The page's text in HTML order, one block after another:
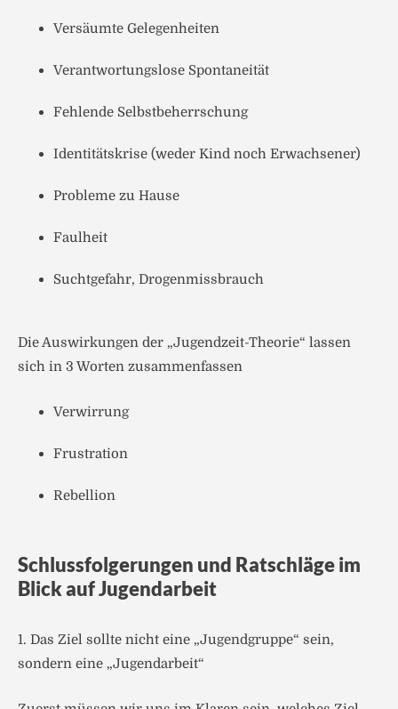
Versäumte Gelegenheiten
Verantwortungslose Spontaneität
Fehlende Selbstbeherrschung
Identitätskrise (weder Kind noch Erwachsener)
Probleme zu Hause
Faulheit
Suchtgefahr, Drogenmissbrauch
Die Auswirkungen der „Jugendzeit-Theorie“ lassen
sich in 3 Worten zusammenfassen
Verwirrung
Frustration
Rebellion
Schlussfolgerungen und Ratschläge im
Blick auf Jugendarbeit
1. Das Ziel sollte nicht eine „Jugendgruppe“ sein,
sondern eine „Jugendarbeit“